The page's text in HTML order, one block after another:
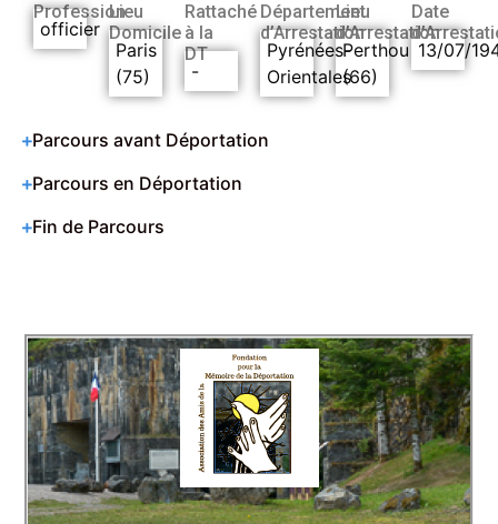
Profession
officier
Lieu
Domicile
Paris
(75)
Rattaché
à la
DT
-
Département
d’Arrestation
Pyrénées-
Orientales
Lieu
d’Arrestation
Perthou
(66)
Date
13/07/
Parcours avant Déportation
Parcours en Déportation
Fin de Parcours